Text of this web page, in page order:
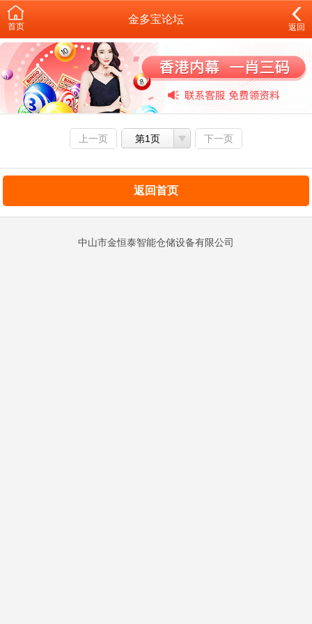
首页
金多宝论坛
返回
上一页 第1页 下一页
返回首页
中山市金恒泰智能仓储设备有限公司